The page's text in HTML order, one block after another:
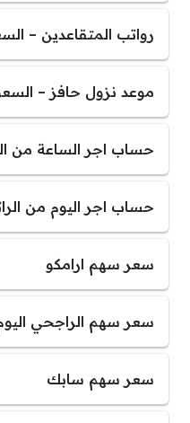
رواتب المتقاعدين –
موعد نزول حافز –
حساب اجر الساعة من
حساب اجر اليوم من
سعر سهم ارامكو
سعر سهم الراجحي
سعر سهم سابك